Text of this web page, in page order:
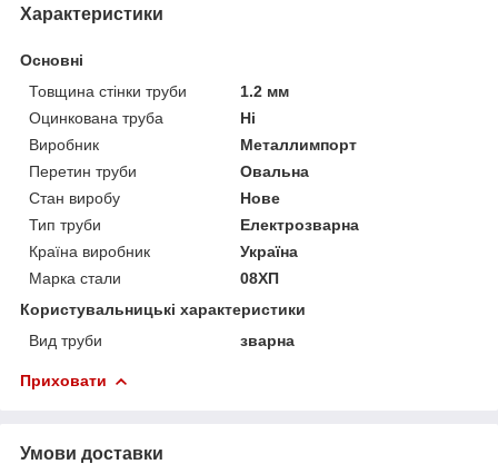
Характеристики
Основні
Товщина стінки труби
1.2 мм
Оцинкована труба
Ні
Виробник
Металлимпорт
Перетин труби
Овальна
Стан виробу
Нове
Тип труби
Електрозварна
Країна виробник
Україна
Марка стали
08ХП
Користувальницькі характеристики
Вид труби
зварна
Приховати
Умови доставки